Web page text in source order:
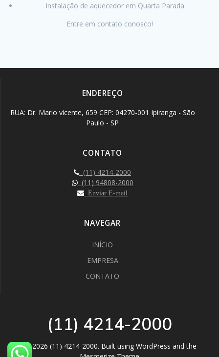
Instalação de aquecedor em Quarta Parada
Entre em contato conosco!
ENDEREÇO
RUA: Dr. Mario vicente, 659 CEP: 04270-001 Ipiranga - São
Paulo - SP
CONTATO
(11) 4214-2000
(11) 94808-2000
Enviar E-mail
NAVEGAR
INÍCIO
EMPRESA
CONTATO
(11) 4214-2000
© 2026 (11) 4214-2000. Built using WordPress and the